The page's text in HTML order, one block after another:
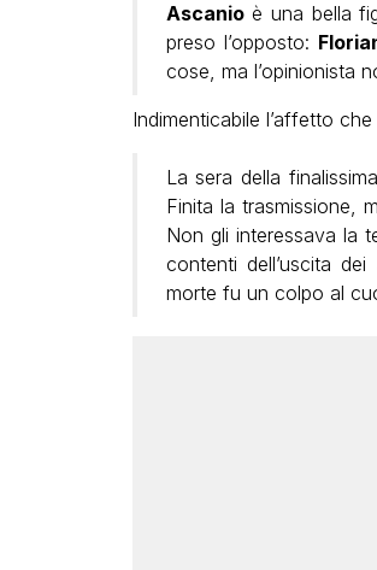
Ascanioè una bella
preso l’opposto:
cose, ma l’opinionista
Indimenticabile l’affetto
La sera della
Finita la trasmissione,
Non gli interessava la
contenti dell’uscita
morte fu un colpo al